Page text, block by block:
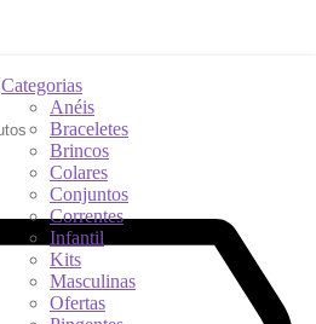
Categorias
Anéis
Braceletes
Brincos
Colares
Conjuntos
Correntes
Infantil
Kits
Masculinas
Ofertas